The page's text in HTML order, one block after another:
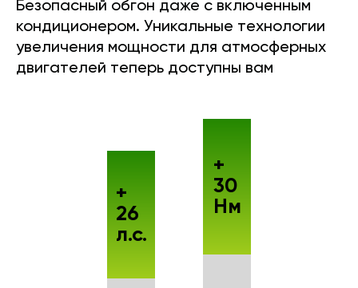
Безопасный обгон даже с включенным
кондиционером. Уникальные технологии
увеличения мощности для атмосферных
двигателей теперь доступны вам
+
26
л.с.
+
30
Нм